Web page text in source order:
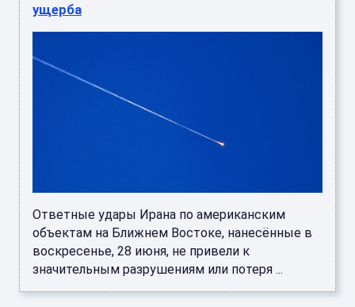
ущерба
Ответные удары Ирана по американским
объектам на Ближнем Востоке, нанесённые в
воскресенье, 28 июня, не привели к
значительным разрушениям или потеря ...